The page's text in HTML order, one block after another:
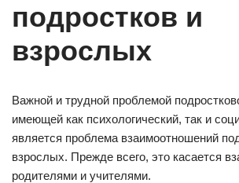
подростков и
взрослых
Важной и трудной проблемой
имеющей как психологический, так и
является проблема взаимоотношений
взрослых. Прежде всего, это касается
родителями и учителями.